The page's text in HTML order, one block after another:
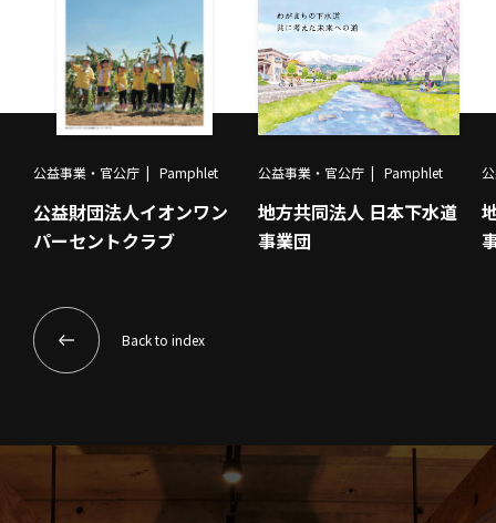
公益事業・官公庁 Pamphlet
公益財団法人イオンワン
パーセントクラブ
公益事業・官公庁 Pamphlet
地方共同法人 日本下水道
事業団
Back to index